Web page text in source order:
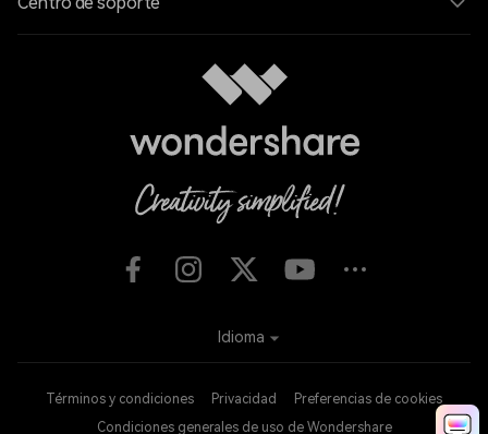
Términos y condiciones Privacidad
Preferencias de cookies
Condiciones generales de uso de Wondershare
Idioma